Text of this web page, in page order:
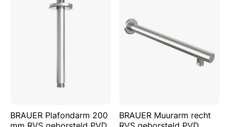
BRAUER Plafondarm 200
BRAUER Muurarm recht